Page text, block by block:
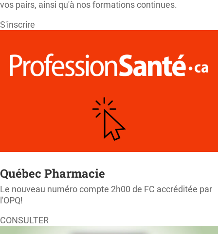
vos pairs, ainsi qu'à nos formations continues.
S'inscrire
Québec Pharmacie
Le nouveau numéro compte 2h00 de FC accréditée par
l'OPQ!
CONSULTER